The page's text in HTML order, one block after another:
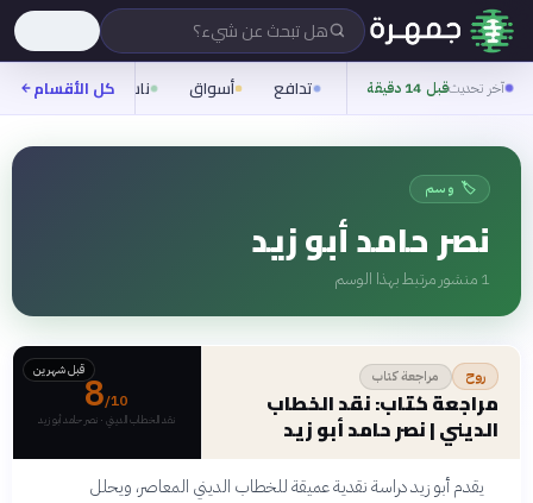
هل تبحث عن شيء؟
آخر تحديثقبل 14 دقيقة تدافع أسواق ناس روح
كل الأقسام
🏷️ وسم
نصر حامد أبو زيد
1 منشور مرتبط بهذا الوسم
روح مراجعة كتاب
مراجعة كتاب: نقد الخطاب
الديني | نصر حامد أبو زيد
قبل شهرين8/10
نقد الخطاب الديني · نصر حامد أبو زيد
يقدم أبو زيد دراسة نقدية عميقة للخطاب الديني المعاصر، ويحلل